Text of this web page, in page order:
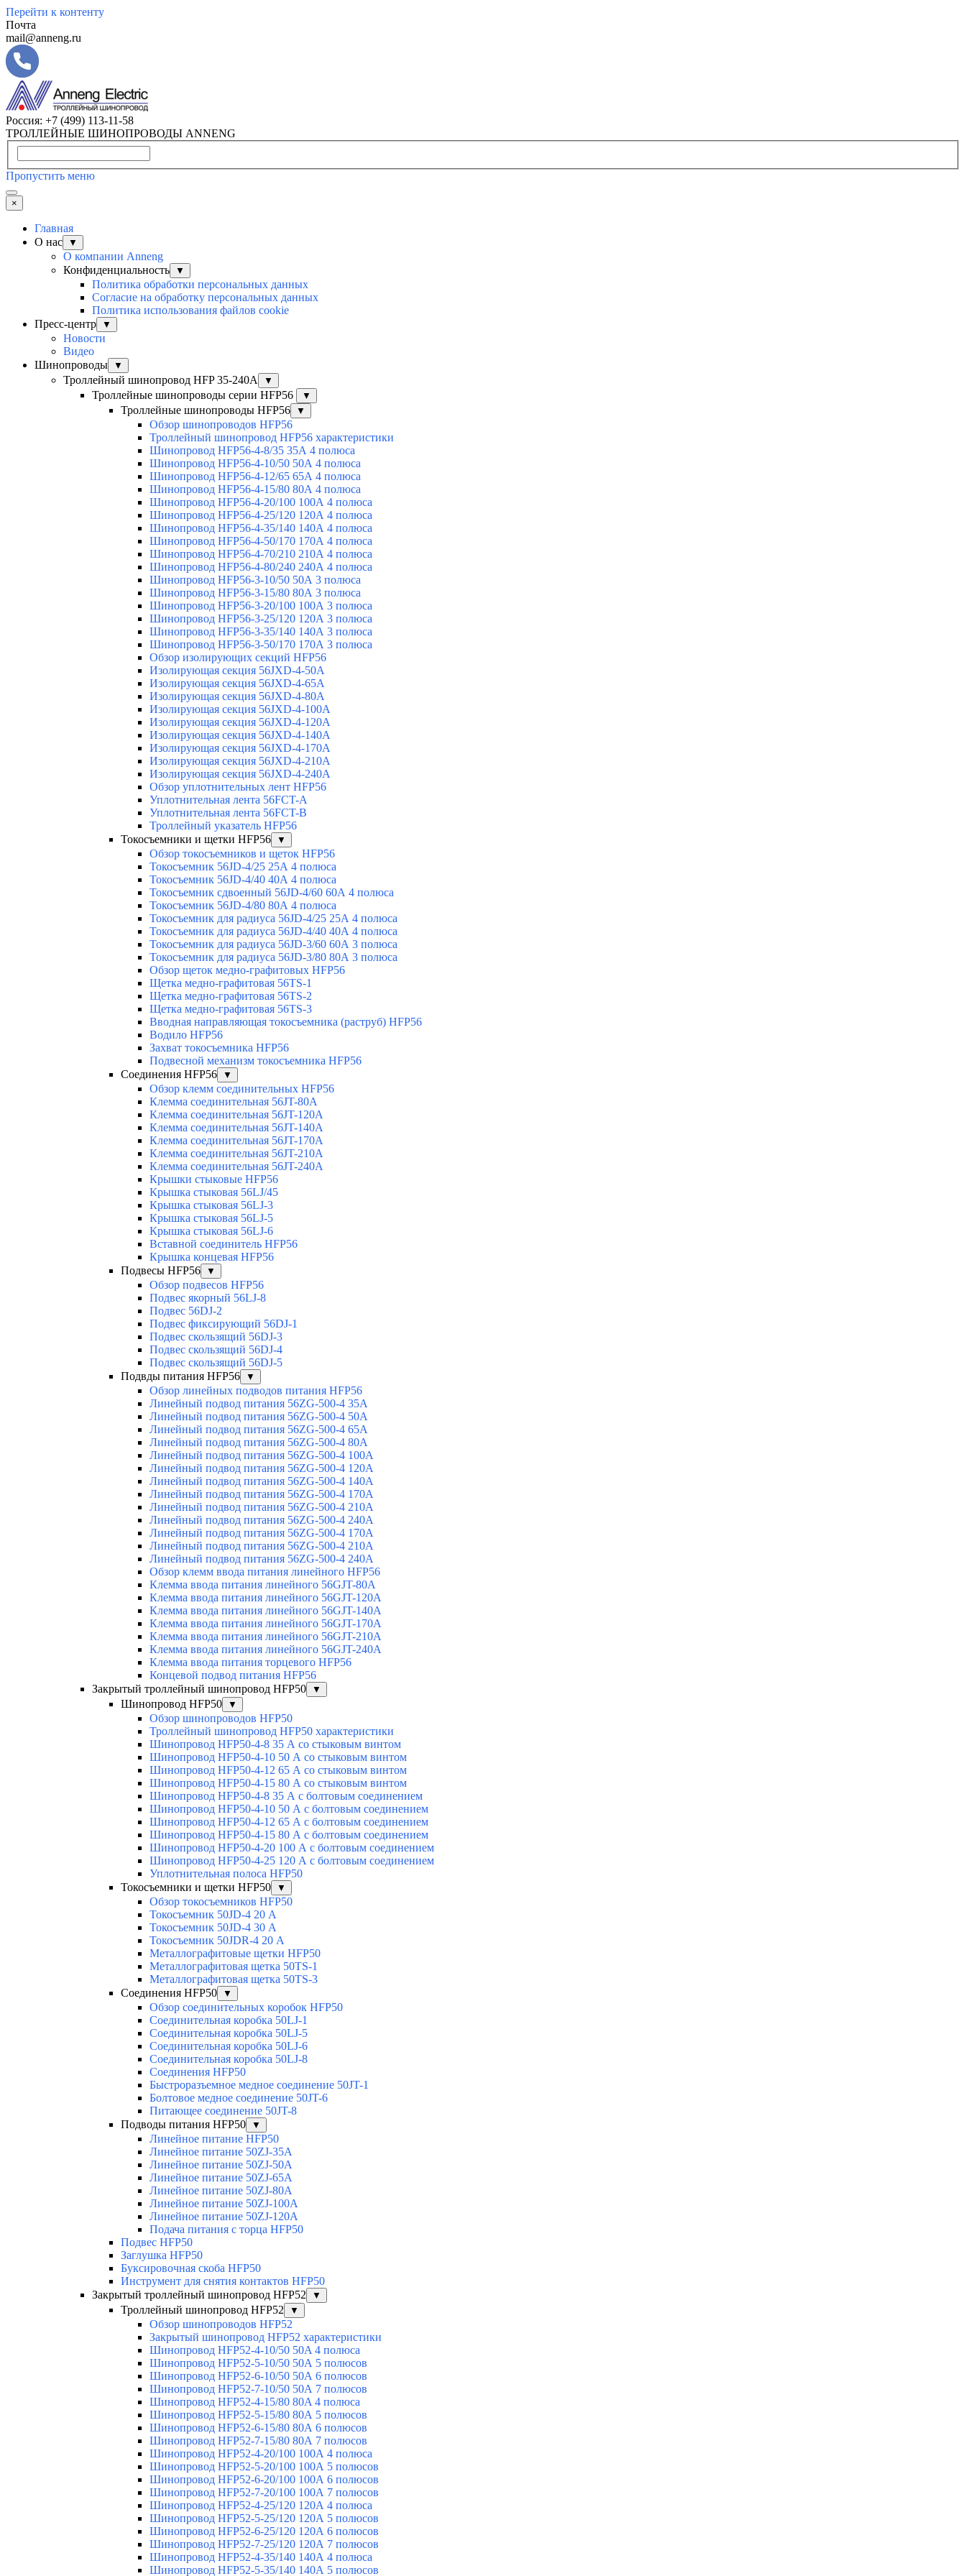
Перейти к контенту
Почта
mail@anneng.ru
Россия: +7 (499) 113-11-58
ТРОЛЛЕЙНЫЕ ШИНОПРОВОДЫ ANNENG
Пропустить меню
×
Главная
О нас
▼
О компании Anneng
Конфиденциальность
▼
Политика обработки персональных данных
Согласие на обработку персональных данных
Политика использования файлов cookie
Пресс-центр
▼
Новости
Видео
Шинопроводы
▼
Троллейный шинопровод HFP 35-240А ▼
Троллейные шинопроводы серии HFP56 ▼
Троллейные шинопроводы HFP56 ▼
Обзор шинопроводов HFP56
Троллейный шинопровод HFP56 характеристики
Шинопровод HFP56-4-8/35 35А 4 полюса
Шинопровод HFP56-4-10/50 50А 4 полюса
Шинопровод HFP56-4-12/65 65А 4 полюса
Шинопровод HFP56-4-15/80 80А 4 полюса
Шинопровод HFP56-4-20/100 100А 4 полюса
Шинопровод HFP56-4-25/120 120А 4 полюса
Шинопровод HFP56-4-35/140 140А 4 полюса
Шинопровод HFP56-4-50/170 170А 4 полюса
Шинопровод HFP56-4-70/210 210А 4 полюса
Шинопровод HFP56-4-80/240 240А 4 полюса
Шинопровод HFP56-3-10/50 50А 3 полюса
Шинопровод HFP56-3-15/80 80А 3 полюса
Шинопровод HFP56-3-20/100 100А 3 полюса
Шинопровод HFP56-3-25/120 120А 3 полюса
Шинопровод HFP56-3-35/140 140А 3 полюса
Шинопровод HFP56-3-50/170 170А 3 полюса
Обзор изолирующих секций HFP56
Изолирующая секция 56JXD-4-50A
Изолирующая секция 56JXD-4-65A
Изолирующая секция 56JXD-4-80A
Изолирующая секция 56JXD-4-100A
Изолирующая секция 56JXD-4-120A
Изолирующая секция 56JXD-4-140A
Изолирующая секция 56JXD-4-170A
Изолирующая секция 56JXD-4-210A
Изолирующая секция 56JXD-4-240A
Обзор уплотнительных лент HFP56
Уплотнительная лента 56FCT-A
Уплотнительная лента 56FCT-B
Троллейный указатель HFP56
Токосъемники и щетки HFP56
▼
Обзор токосъемников и щеток HFP56
Токосъемник 56JD-4/25 25А 4 полюса
Токосъемник 56JD-4/40 40А 4 полюса
Токосъемник сдвоенный 56JD-4/60 60А 4 полюса
Токосъемник 56JD-4/80 80А 4 полюса
Токосъемник для радиуса 56JD-4/25 25А 4 полюса
Токосъемник для радиуса 56JD-4/40 40А 4 полюса
Токосъемник для радиуса 56JD-3/60 60А 3 полюса
Токосъемник для радиуса 56JD-3/80 80А 3 полюса
Обзор щеток медно-графитовых HFP56
Щетка медно-графитовая 56TS-1
Щетка медно-графитовая 56TS-2
Щетка медно-графитовая 56TS-3
Вводная направляющая токосъемника (раструб) HFP56
Водило HFP56
Захват токосъемника HFP56
Подвесной механизм токосъемника HFP56
Соединения HFP56
▼
Обзор клемм соединительных HFP56
Клемма соединительная 56JT-80A
Клемма соединительная 56JT-120A
Клемма соединительная 56JT-140A
Клемма соединительная 56JT-170A
Клемма соединительная 56JT-210A
Клемма соединительная 56JT-240A
Крышки стыковые HFP56
Крышка стыковая 56LJ/45
Крышка стыковая 56LJ-3
Крышка стыковая 56LJ-5
Крышка стыковая 56LJ-6
Вставной соединитель HFP56
Крышка концевая HFP56
Подвесы HFP56
▼
Обзор подвесов HFP56
Подвес якорный 56LJ-8
Подвес 56DJ-2
Подвес фиксирующий 56DJ-1
Подвес скользящий 56DJ-3
Подвес скользящий 56DJ-4
Подвес скользящий 56DJ-5
Подвды питания HFP56
▼
Обзор линейных подводов питания HFP56
Линейный подвод питания 56ZG-500-4 35A
Линейный подвод питания 56ZG-500-4 50A
Линейный подвод питания 56ZG-500-4 65A
Линейный подвод питания 56ZG-500-4 80A
Линейный подвод питания 56ZG-500-4 100A
Линейный подвод питания 56ZG-500-4 120A
Линейный подвод питания 56ZG-500-4 140A
Линейный подвод питания 56ZG-500-4 170A
Линейный подвод питания 56ZG-500-4 210A
Линейный подвод питания 56ZG-500-4 240A
Линейный подвод питания 56ZG-500-4 170A
Линейный подвод питания 56ZG-500-4 210A
Линейный подвод питания 56ZG-500-4 240A
Обзор клемм ввода питания линейного HFP56
Клемма ввода питания линейного 56GJT-80A
Клемма ввода питания линейного 56GJT-120A
Клемма ввода питания линейного 56GJT-140A
Клемма ввода питания линейного 56GJT-170A
Клемма ввода питания линейного 56GJT-210A
Клемма ввода питания линейного 56GJT-240A
Клемма ввода питания торцевого HFP56
Концевой подвод питания HFP56
Закрытый троллейный шинопровод HFP50
▼
Шинопровод HFP50 ▼
Обзор шинопроводов HFP50
Троллейный шинопровод HFP50 характеристики
Шинопровод HFP50-4-8 35 А со стыковым винтом
Шинопровод HFP50-4-10 50 А со стыковым винтом
Шинопровод HFP50-4-12 65 А со стыковым винтом
Шинопровод HFP50-4-15 80 А со стыковым винтом
Шинопровод HFP50-4-8 35 А с болтовым соединением
Шинопровод HFP50-4-10 50 А с болтовым соединением
Шинопровод HFP50-4-12 65 А с болтовым соединением
Шинопровод HFP50-4-15 80 А с болтовым соединением
Шинопровод HFP50-4-20 100 А с болтовым соединением
Шинопровод HFP50-4-25 120 А с болтовым соединением
Уплотнительная полоса HFP50
Токосъемники и щетки HFP50
▼
Обзор токосъемников HFP50
Токосъемник 50JD-4 20 А
Токосъемник 50JD-4 30 А
Токосъемник 50JDR-4 20 А
Металлографитовые щетки HFP50
Металлографитовая щетка 50TS-1
Металлографитовая щетка 50TS-3
Соединения HFP50
▼
Обзор соединительных коробок HFP50
Соединительная коробка 50LJ-1
Соединительная коробка 50LJ-5
Соединительная коробка 50LJ-6
Соединительная коробка 50LJ-8
Соединения HFP50
Быстроразъемное медное соединение 50JT-1
Болтовое медное соединение 50JT-6
Питающее соединение 50JT-8
Подводы питания HFP50
▼
Линейное питание HFP50
Линейное питание 50ZJ-35A
Линейное питание 50ZJ-50A
Линейное питание 50ZJ-65A
Линейное питание 50ZJ-80A
Линейное питание 50ZJ-100A
Линейное питание 50ZJ-120A
Подача питания с торца HFP50
Подвес HFP50
Заглушка HFP50
Буксировочная скоба HFP50
Инструмент для снятия контактов HFP50
Закрытый троллейный шинопровод HFP52
▼
Троллейный шинопровод HFP52 ▼
Обзор шинопроводов HFP52
Закрытый шинопровод HFP52 характеристики
Шинопровод HFP52-4-10/50 50A 4 полюса
Шинопровод HFP52-5-10/50 50А 5 полюсов
Шинопровод HFP52-6-10/50 50А 6 полюсов
Шинопровод HFP52-7-10/50 50А 7 полюсов
Шинопровод HFP52-4-15/80 80A 4 полюса
Шинопровод HFP52-5-15/80 80А 5 полюсов
Шинопровод HFP52-6-15/80 80А 6 полюсов
Шинопровод HFP52-7-15/80 80А 7 полюсов
Шинопровод HFP52-4-20/100 100А 4 полюса
Шинопровод HFP52-5-20/100 100А 5 полюсов
Шинопровод HFP52-6-20/100 100А 6 полюсов
Шинопровод HFP52-7-20/100 100А 7 полюсов
Шинопровод HFP52-4-25/120 120А 4 полюса
Шинопровод HFP52-5-25/120 120А 5 полюсов
Шинопровод HFP52-6-25/120 120А 6 полюсов
Шинопровод HFP52-7-25/120 120А 7 полюсов
Шинопровод HFP52-4-35/140 140А 4 полюса
Шинопровод HFP52-5-35/140 140А 5 полюсов